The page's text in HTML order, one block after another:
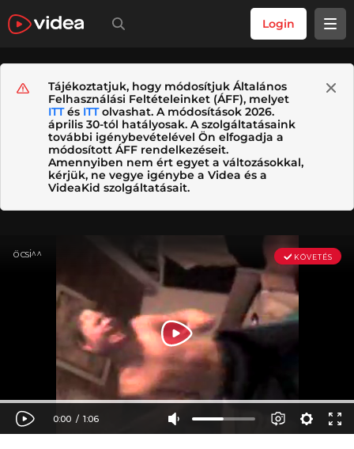
Login
Tájékoztatjuk, hogy módosítjuk Általános
Felhasználási Feltételeinket (ÁFF), melyet
ITTés ITTolvashat. A módosítások 2026.
április 30-tól hatályosak. A szolgáltatásaink
további igénybevételével Ön elfogadja a
módosított ÁFF rendelkezéseit.
Amennyiben nem ért egyet a változásokkal,
kérjük, ne vegye igénybe a Videa és a
VideaKid szolgáltatásait.